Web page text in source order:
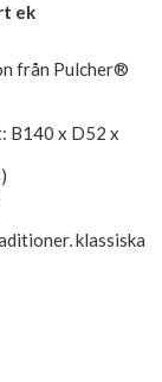
ek
från Pulcher®
B140 x D52 x
klassiska
uteslutande